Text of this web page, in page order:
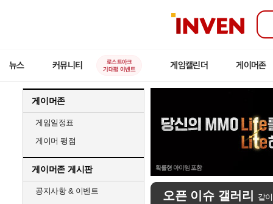
인
뉴스 커뮤니티
로스트아크
기대평 이벤트
게임캘린더 게이머존
게이머존
게임일정표
게이머 평점
게이머존 게시판
공지사항 & 이벤트
오픈 이슈 갤러리 같